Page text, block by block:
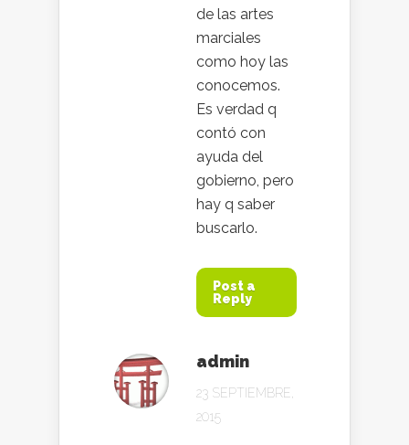
de las artes
marciales
como hoy las
conocemos.
Es verdad q
contó con
ayuda del
gobierno, pero
hay q saber
buscarlo.
Post a
Reply
admin
23 SEPTIEMBRE,
2015